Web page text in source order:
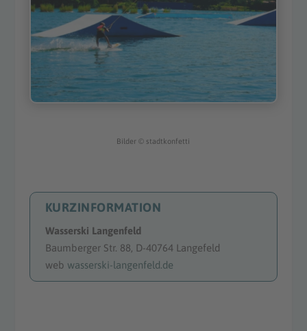
Bilder© stadtkonfetti
KURZINFORMATION
Wasserski Langenfeld
Baumberger Str. 88, D-40764 Langefeld
web wasserski-langenfeld.de